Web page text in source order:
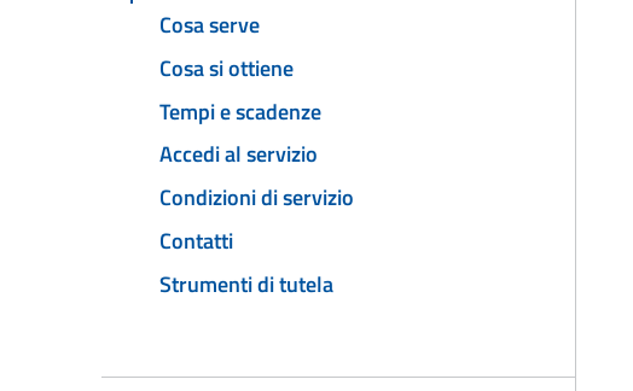
Cosa serve
Cosa si ottiene
Tempi e scadenze
Accedi al servizio
Condizioni di servizio
Contatti
Strumenti di tutela